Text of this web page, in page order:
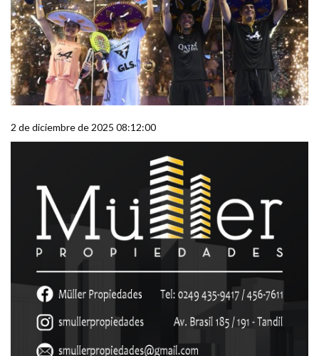
2 de diciembre de 2025 08:12:00